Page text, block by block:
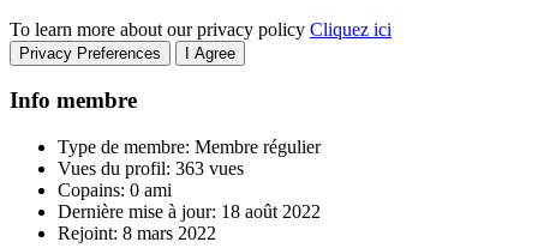
To learn more about our privacy policy Cliquez ici
Privacy Preferences I Agree
Info membre
Type de membre: Membre régulier
Vues du profil: 363 vues
Copains: 0 ami
Dernière mise à jour: 18 août 2022
Rejoint: 8 mars 2022